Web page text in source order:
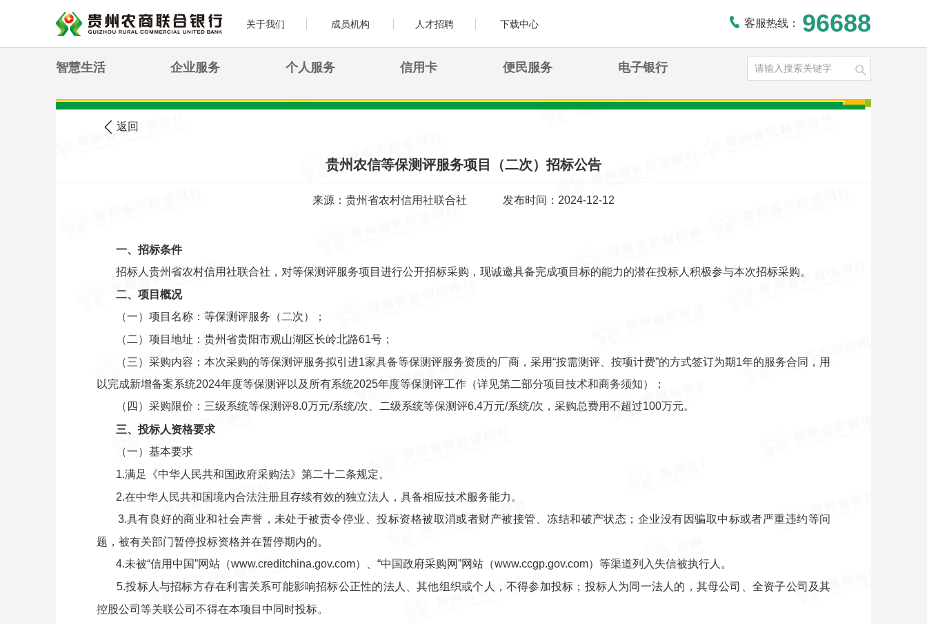
关于我们 成员机构 人才招聘 下载中心 客服热线： 96688
智慧生活 企业服务 个人服务 信用卡 便民服务 电子银行
您现在的位置: 农信公告
返回
贵州农信等保测评服务项目（二次）招标公告
来源：贵州省农村信用社联合社 发布时间：2024-12-12
一、招标条件
招标人贵州省农村信用社联合社，对等保测评服务项目进行公开招标采购，现诚邀具备完成项目标的能力的潜在投标人积极参与本次招标采购。
二、项目概况
（一）项目名称：等保测评服务（二次）；
（二）项目地址：贵州省贵阳市观山湖区长岭北路61号；
（三）采购内容：本次采购的等保测评服务拟引进1家具备等保测评服务资质的厂商，采用“按需测评、按项计费”的方式签订为期1年的服务合同，用
以完成新增备案系统2024年度等保测评以及所有系统2025年度等保测评工作（详见第二部分项目技术和商务须知）；
（四）采购限价：三级系统等保测评8.0万元/系统/次、二级系统等保测评6.4万元/系统/次，采购总费用不超过100万元。
三、投标人资格要求
（一）基本要求
1.满足《中华人民共和国政府采购法》第二十二条规定。
2.在中华人民共和国境内合法注册且存续有效的独立法人，具备相应技术服务能力。
3.具有良好的商业和社会声誉，未处于被责令停业、投标资格被取消或者财产被接管、冻结和破产状态；企业没有因骗取中标或者严重违约等问
题，被有关部门暂停投标资格并在暂停期内的。
4.未被“信用中国”网站（www.creditchina.gov.com）、“中国政府采购网”网站（www.ccgp.gov.com）等渠道列入失信被执行人。
5.投标人与招标方存在利害关系可能影响招标公正性的法人、其他组织或个人，不得参加投标；投标人为同一法人的，其母公司、全资子公司及其
控股公司等关联公司不得在本项目中同时投标。